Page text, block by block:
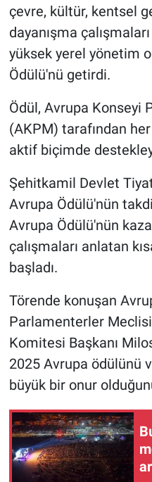
çevre, kültür, kentsel
dayanışma
yüksek yerel yönetim
Ödülü'nü getirdi.
Ödül, Avrupa Konseyi
(AKPM) tarafından
aktif biçimde
Şehitkamil Devlet
Avrupa Ödülü'nün
Avrupa Ödülü'nün
çalışmaları anlatan
başladı.
Törende konuşan
Parlamenterler
Komitesi Başkanı
2025 Avrupa ödülünü
büyük bir onur